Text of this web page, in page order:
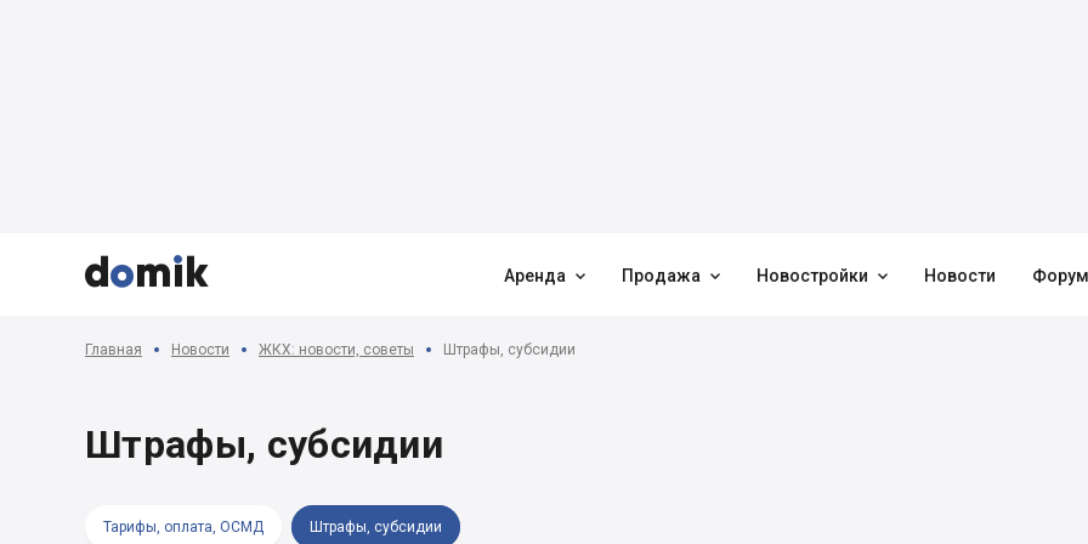


 Аренда  Продажа  Новостройки  Новости Форум
Главная Новости ЖКХ: новости, советы Штрафы, субсидии
Штрафы, субсидии
Тарифы, оплата, ОСМД Штрафы, субсидии